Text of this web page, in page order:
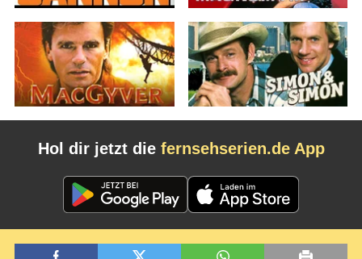
Hol dir jetzt die fernsehserien.de App